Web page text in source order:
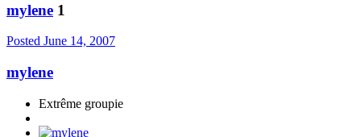
mylene 1
Posted June 14, 2007
mylene
Extrême groupie